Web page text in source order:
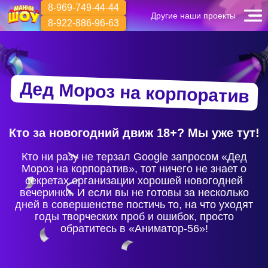
8-969-749-44-44
8-922-886-96-63
Другие наши проекты
Дед Мороз на корпоратив
Кто за новогодний движ 18+? Мы уже тут!
Кто ни разу не терзал Google запросом «Дед
Мороз на корпоратив», тот ничего не знает о
секретах организации хорошей новогодней
вечеринки. И если вы не готовы за несколько
дней в совершенстве постичь то, на что уходят
годы творческих проб и ошибок, просто
обратитесь в «Аниматор-56»!